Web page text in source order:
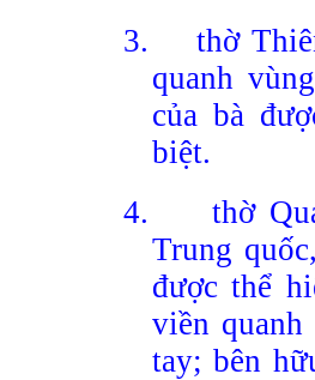
3.
thờ
quanh
của bà
biệt.
4.
thờ
Trung
được thể
viền
tay; bên